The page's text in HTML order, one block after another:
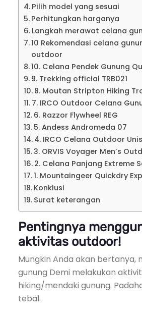
Pilih model yang sesuai
Perhitungkan harganya
Langkah merawat celana
10 Rekomendasi celana
outdoor
10. Celana Pendek Gunung
9. Trekking official TRB021
8. Moutan Stripton Hiking
7. IRCO Outdoor Celana
6. Razzor Flywheel REG
5. Andess Andromeda 07
4. IRCO Celana Outdoor
3. ORVIS Voyager Men’s
2. Celana Panjang Extreme
1. Mountaingeer Quickdry
Konklusi
Surat keterangan
Pentingnya
aktivitas outdoor!
Mungkin Anda akan bertanya,
gunung Demi melakukan
hiking/mendaki gunung.
tebal.